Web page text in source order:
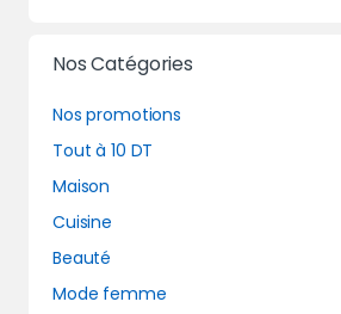
Nos Catégories
Nos promotions
Tout à 10 DT
Maison
Cuisine
Beauté
Mode femme